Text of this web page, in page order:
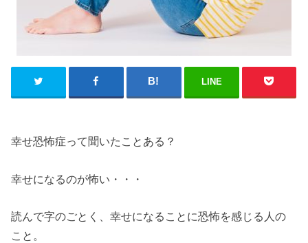
LINE
幸せ恐怖症って聞いたことある？
幸せになるのが怖い・・・
読んで字のごとく、幸せになることに恐怖を感じる人の
こと。